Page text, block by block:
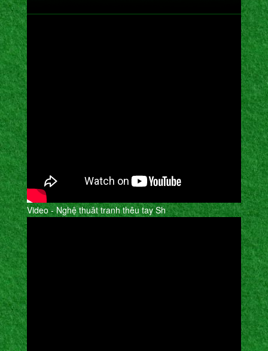
Video - Nghệ thuât tranh thêu tay Sh